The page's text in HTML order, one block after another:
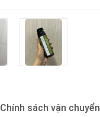
Chính sách vận chuyển